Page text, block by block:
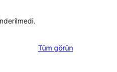
Tüm değerlendirmeleri
görün